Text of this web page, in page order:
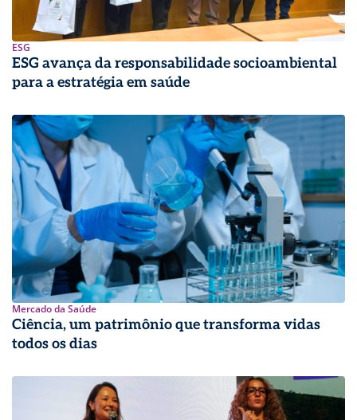
ESG
ESG avança da responsabilidade socioambiental
para a estratégia em saúde
Mercado da Saúde
Ciência, um patrimônio que transforma vidas
todos os dias